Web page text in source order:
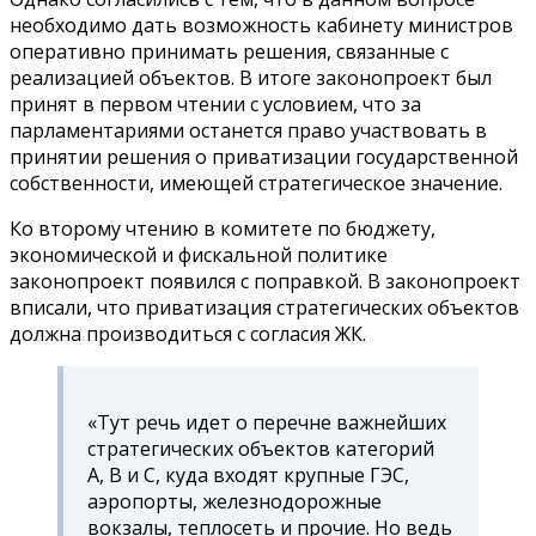
необходимо дать возможность кабинету министров
оперативно принимать решения, связанные с
реализацией объектов. В итоге законопроект был
принят в первом чтении с условием, что за
парламентариями останется право участвовать в
принятии решения о приватизации государственной
собственности, имеющей стратегическое значение.
Ко второму чтению в комитете по бюджету,
экономической и фискальной политике
законопроект появился с поправкой. В законопроект
вписали, что приватизация стратегических объектов
должна производиться с согласия ЖК.
«Тут речь идет о перечне важнейших
стратегических объектов категорий
А, В и С, куда входят крупные ГЭС,
аэропорты, железнодорожные
вокзалы, теплосеть и прочие. Но ведь